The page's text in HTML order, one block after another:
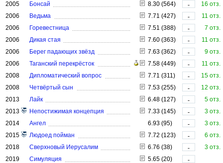
2005
Бонсай 8.30 (564) -
16 отз.
2006
Ведьма 7.71 (427) -
11 отз.
2006
Горевестница 7.51 (388) -
7 отз.
2006
Дикая стая 7.60 (363) -
11 отз.
2006
Берег падающих звёзд 7.63 (362) -
9 отз.
2006
Таганский перекрёсток 7.58 (449) -
11 отз.
2008
Дипломатический вопрос 7.71 (311) -
15 отз.
2008
Четвёртый сын 7.53 (255) -
12 отз.
2013
Лайк 6.48 (127) -
5 отз.
2013
Непостижимая концепция 7.33 (145) -
3 отз.
2014
Ангел 6.93 (95) -
3 отз.
2015
Людоед пойман 7.72 (123) -
6 отз.
2018
Сверхновый Иерусалим 6.76 (38) -
3 отз.
2019
Симуляция 5.65 (20)
-